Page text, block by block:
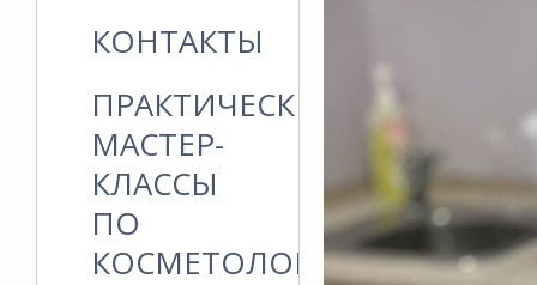
КОНТАКТЫ
ПРАКТИЧЕСКИЕ
МАСТЕР-
КЛАССЫ
ПО
КОСМЕТОЛОГИИ